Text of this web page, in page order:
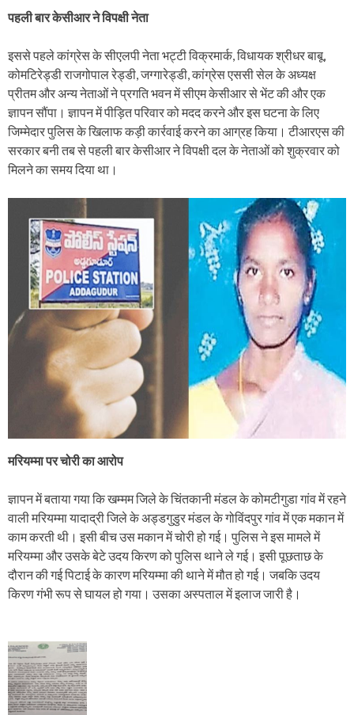
पहली बार केसीआर ने विपक्षी नेता
इससे पहले कांग्रेस के सीएलपी नेता भट्टी विक्रमार्क, विधायक श्रीधर बाबू,
कोमटिरेड्डी राजगोपाल रेड्डी, जग्गारेड्डी, कांग्रेस एससी सेल के अध्यक्ष
प्रीतम और अन्य नेताओं ने प्रगति भवन में सीएम केसीआर से भेंट की और एक
ज्ञापन सौंपा। ज्ञापन में पीड़ित परिवार को मदद करने और इस घटना के लिए
जिम्मेदार पुलिस के खिलाफ कड़ी कार्रवाई करने का आग्रह किया। टीआरएस की
सरकार बनी तब से पहली बार केसीआर ने विपक्षी दल के नेताओं को शुक्रवार को
मिलने का समय दिया था।
मरियम्मा पर चोरी का आरोप
ज्ञापन में बताया गया कि खम्मम जिले के चिंतकानी मंडल के कोमटीगुडा गांव में रहने
वाली मरियम्मा यादाद्री जिले के अड्डगुडुर मंडल के गोविंदपुर गांव में एक मकान में
काम करती थी। इसी बीच उस मकान में चोरी हो गई। पुलिस ने इस मामले में
मरियम्मा और उसके बेटे उदय किरण को पुलिस थाने ले गई। इसी पूछताछ के
दौरान की गई पिटाई के कारण मरियम्मा की थाने में मौत हो गई। जबकि उदय
किरण गंभी रूप से घायल हो गया। उसका अस्पताल में इलाज जारी है।
P
o